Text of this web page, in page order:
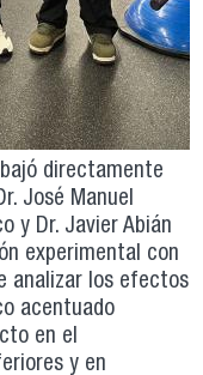
directamente
José Manuel
y Dr. Javier Abián
experimental con
analizar los efectos
acentuado
en el
y en